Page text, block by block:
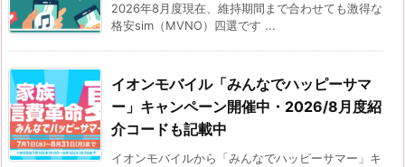
2026年8月度現在、維持期間まで合わせても激得な
格安sim（MVNO）四選です ...
イオンモバイル「みんなでハッピーサマ
ー」キャンペーン開催中・2026/8月度紹
介コードも記載中
イオンモバイルから「みんなでハッピーサマー」キ